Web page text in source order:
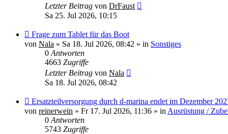
Letzter Beitrag von DrFaust
Sa 25. Jul 2026, 10:15
Neuer
Beitrag
Frage zum Tablet für das Boot
von Nala » Sa 18. Jul 2026, 08:42 » in Sonstiges
0 Antworten
4663 Zugriffe
Letzter Beitrag von Nala
Sa 18. Jul 2026, 08:42
Neuer
Beitrag
Ersatzteilversorgung durch d-marina endet im Dezember
von reinerwein » Fr 17. Jul 2026, 11:36 » in Ausrüstung /
0 Antworten
5743 Zugriffe